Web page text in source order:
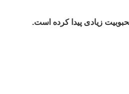
زیادی پیدا کرده است.